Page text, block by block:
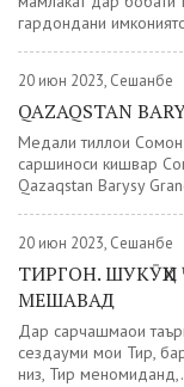
гардондани
20 июн 2023, Сешанбе
QAZAQSTAN
Медали тиллои
саршиноси кишвар
Qazaqstan Barysy
20 июн 2023, Сешанбе
ТИРГОН.
МЕШАВАД
Дар сарчашмаҳои
сездаҳуми моҳи Тир,
низ, Тир